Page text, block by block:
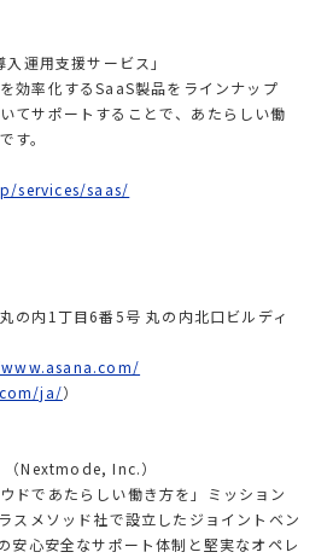
運用支援サービス」
効率化するSaaS製品をラインナップ
てサポートすることで、あたらしい働
す。
services/saas/
の内1丁目6番5号 丸の内北口ビルディ
ja/）
（Nextmode, Inc.）
ドであたらしい働き方を」ミッション
スメソッド社で設立したジョイントベン
安心安全なサポート体制と堅実なオペレ